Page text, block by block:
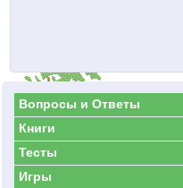
Вопросы и Ответы
Книги
Тесты
Игры